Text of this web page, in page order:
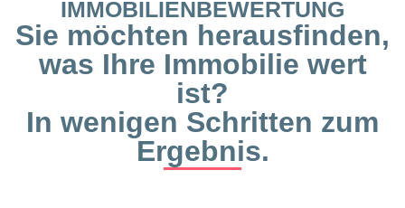
IMMOBILIENBEWERTUNG
Sie möchten herausfinden,
was Ihre Immobilie wert
ist?
In wenigen Schritten zum
Ergebnis.